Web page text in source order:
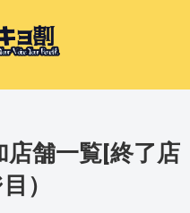
店舗一覧[終了店
）